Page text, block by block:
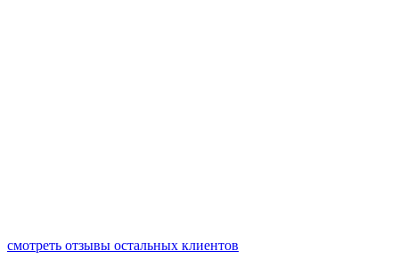
смотреть отзывы остальных клиентов